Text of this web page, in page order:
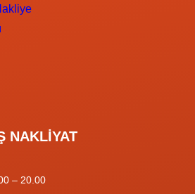
NAKLİYAT
– 20.00